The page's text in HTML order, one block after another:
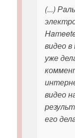
(...)
видео
уже
видео
его